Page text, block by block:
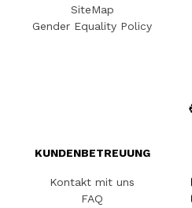
SiteMap
Gender Equality Policy
KUNDENBETREUUNG
Kontakt mit uns
FAQ